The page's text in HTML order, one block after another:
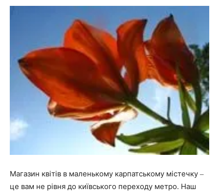
Магазин квітів в маленькому карпатському містечку –
це вам не рівня до київського переходу метро. Наш